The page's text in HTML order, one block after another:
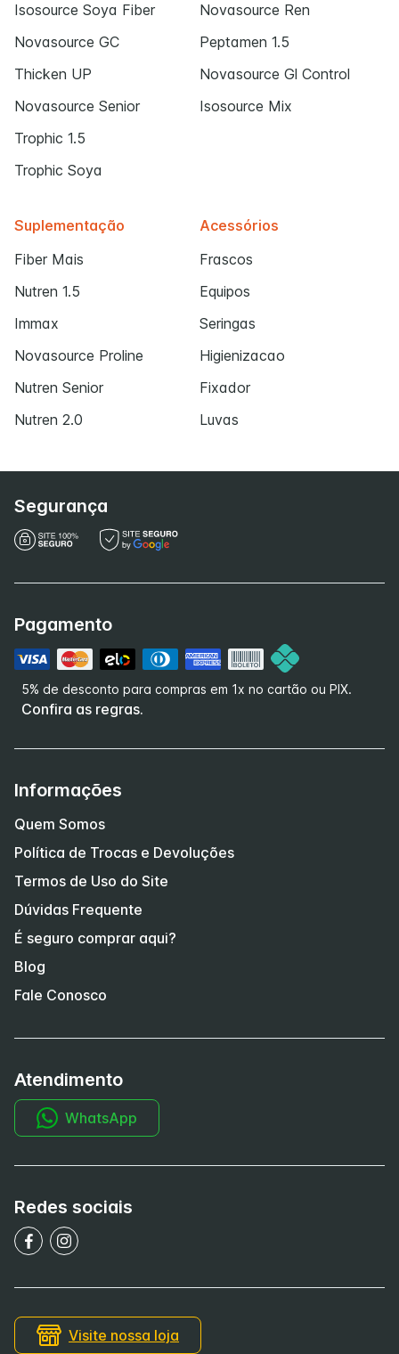
Isosource Soya Fiber
Novasource GC
Thicken UP
Novasource Senior
Trophic 1.5
Trophic Soya
Novasource Ren
Peptamen 1.5
Novasource Gl Control
Isosource Mix
Suplementação
Fiber Mais
Nutren 1.5
Immax
Novasource Proline
Nutren Senior
Nutren 2.0
Acessórios
Frascos
Equipos
Seringas
Higienizacao
Fixador
Luvas
Segurança
Pagamento
5% de desconto para compras em 1x no cartão ou PIX.
Confira as regras.
Informações
Quem Somos
Política de Trocas e Devoluções
Termos de Uso do Site
Dúvidas Frequente
É seguro comprar aqui?
Blog
Fale Conosco
Atendimento
WhatsApp
Redes sociais
Visite nossa loja